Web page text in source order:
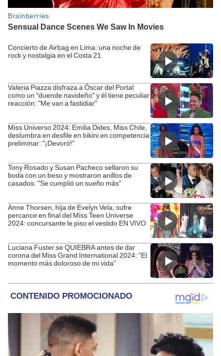
Concierto de Airbag en Lima: una noche de
rock y nostalgia en el Costa 21
Valeria Piazza disfraza a Óscar del Portal
como un "duende navideño" y él tiene peculiar
reacción: "Me van a fastidiar"
Miss Universo 2024: Emilia Dides, Miss Chile,
deslumbra en desfile en bikini en competencia
preliminar: "¡Devoró!"
Tony Rosado y Susan Pacheco sellaron su
boda con un beso y mostraron anillos de
casados: "Se cumplió un sueño más"
Anne Thorsen, hija de Evelyn Vela, sufre
percance en final del Miss Teen Universe
2024: concursante le piso el vestido EN VIVO
Luciana Fuster se QUIEBRA antes de dar
corona del Miss Grand International 2024: "El
momento más doloroso de mi vida"